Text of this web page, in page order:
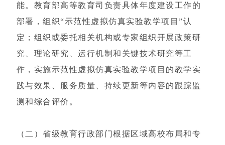
能。教育部高等教育司负责具体年度建设工作的
部署，组织“示范性虚拟仿真实验教学项目”认
定；组织或委托相关机构或专家组织开展政策研
究、理论研究、运行机制和关键技术研究等工
作，实施示范性虚拟仿真实验教学项目的教学实
践与效果、服务质量、持续更新等内容的跟踪监
测和综合评价。
（二）省级教育行政部门根据区域高校布局和专